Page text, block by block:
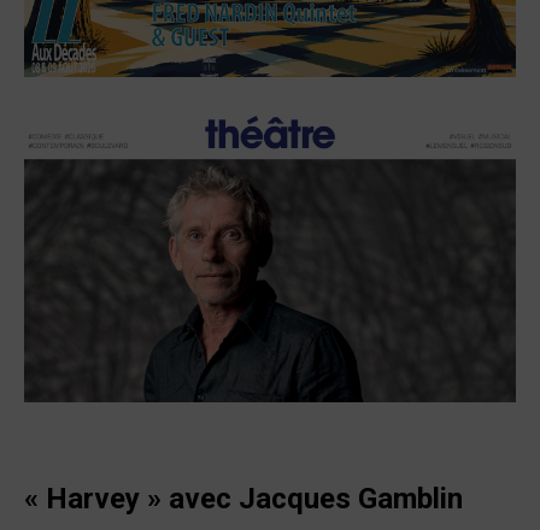
« Harvey » avec Jacques Gamblin